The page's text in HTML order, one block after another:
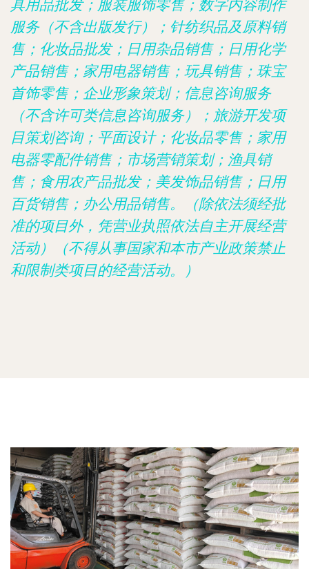
具用品批发；服装服饰零售；数字内容制作
服务（不含出版发行）；针纺织品及原料销
售；化妆品批发；日用杂品销售；日用化学
产品销售；家用电器销售；玩具销售；珠宝
首饰零售；企业形象策划；信息咨询服务
（不含许可类信息咨询服务）；旅游开发项
目策划咨询；平面设计；化妆品零售；家用
电器零配件销售；市场营销策划；渔具销
售；食用农产品批发；美发饰品销售；日用
百货销售；办公用品销售。（除依法须经批
准的项目外，凭营业执照依法自主开展经营
活动）（不得从事国家和本市产业政策禁止
和限制类项目的经营活动。）